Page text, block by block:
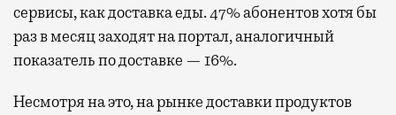
сервисы, как доставка еды. 47% абонентов хотя бы
раз в месяц заходят на портал, аналогичный
показатель по доставке — 16%.
Несмотря на это, на рынке доставки продуктов